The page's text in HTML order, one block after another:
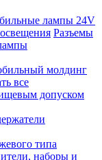
лампы 24V
Разъемы
молдинг
все
допуском
типа
наборы и